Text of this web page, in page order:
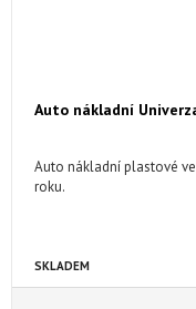
Auto nákladní
Auto nákladní plastové
roku.
SKLADEM